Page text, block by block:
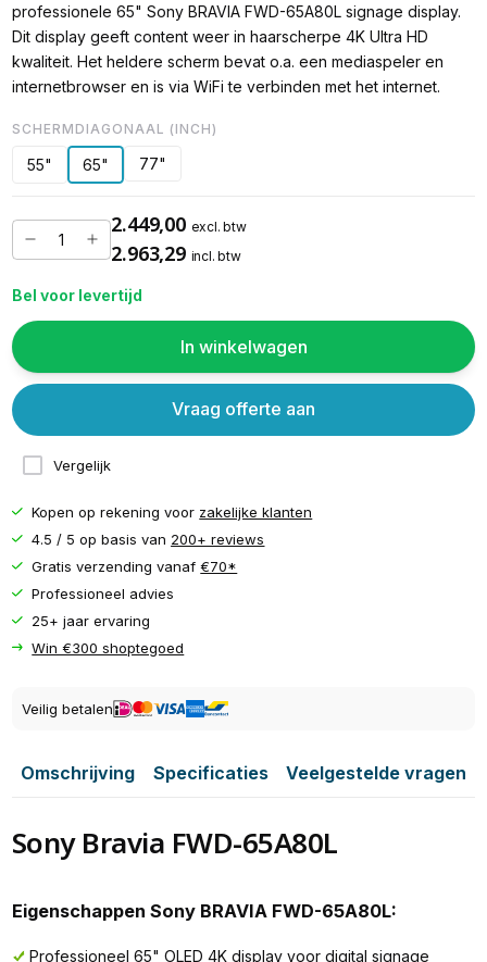
professionele 65" Sony BRAVIA FWD-65A80L signage display.
Dit display geeft content weer in haarscherpe 4K Ultra HD
kwaliteit. Het heldere scherm bevat o.a. een mediaspeler en
internetbrowser en is via WiFi te verbinden met het internet.
SCHERMDIAGONAAL (INCH)
55" 65" 77"
2.449,00 excl. btw
2.963,29 incl. btw
Bel voor levertijd
In winkelwagen
Vergelijk
Vraag offerte aan
Kopen op rekening voor zakelijke klanten
4.5 / 5 op basis van 200+ reviews
Gratis verzending vanaf€70*
Professioneel advies
25+ jaar ervaring
Win €300 shoptegoed
Veilig betalen
Omschrijving Specificaties Veelgestelde vragen
Sony Bravia FWD-65A80L
Eigenschappen Sony BRAVIA FWD-65A80L:
Professioneel 65" OLED 4K display voor digital signage